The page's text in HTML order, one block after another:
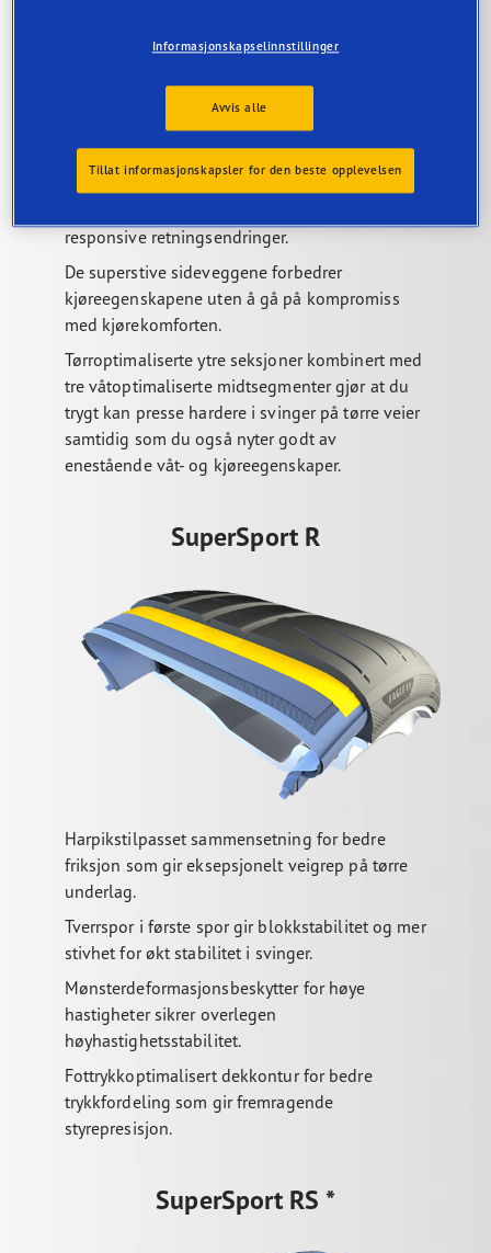
responsive retningsendringer.
De superstive sideveggene forbedrer
kjøreegenskapene uten å gå på kompromiss
med kjørekomforten.
Tørroptimaliserte ytre seksjoner kombinert med
tre våtoptimaliserte midtsegmenter gjør at du
trygt kan presse hardere i svinger på tørre veier
samtidig som du også nyter godt av
enestående våt- og kjøreegenskaper.
SuperSport R
Harpikstilpasset sammensetning for bedre
friksjon som gir eksepsjonelt veigrep på tørre
underlag.
Tverrspor i første spor gir blokkstabilitet og mer
stivhet for økt stabilitet i svinger.
Mønsterdeformasjonsbeskytter for høye
hastigheter sikrer overlegen
høyhastighetsstabilitet.
Fottrykkoptimalisert dekkontur for bedre
trykkfordeling som gir fremragende
styrepresisjon.
SuperSport RS *
Informasjonskapselinnstillinger
Avvis alle
Tillat informasjonskapsler for den beste opplevelsen